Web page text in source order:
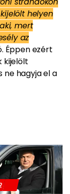
helyen
mert
az
Éppen ezért
kijelölt
ne hagyja el a